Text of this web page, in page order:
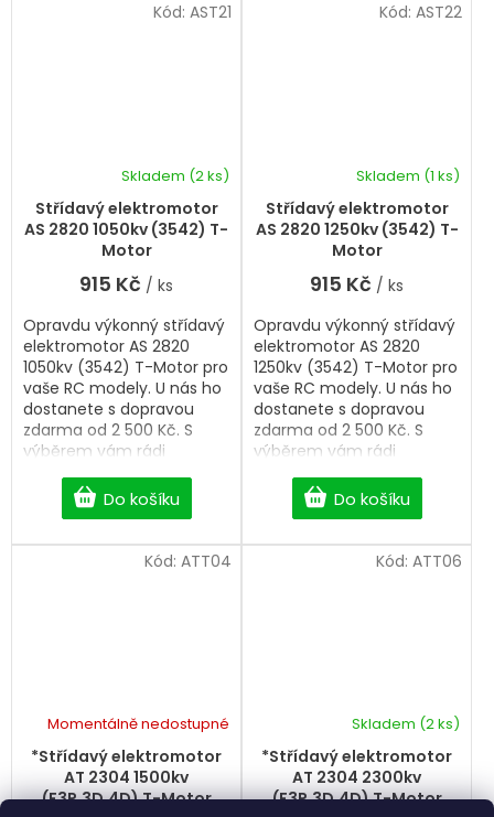
Střídavý elektromotor
AS 2820 1050kv (3542) T-
Motor
Skladem (2 ks)
915 Kč / ks
Do košíku
Opravdu výkonný střídavý
elektromotor AS 2820
1050kv (3542) T-Motor pro
vaše RC modely. U nás ho
dostanete s dopravou
zdarma od 2 500 Kč. S
výběrem vám rádi
Kód: AST21
Střídavý elektromotor
AS 2820 1250kv (3542) T-
Motor
Skladem (1 ks)
915 Kč / ks
Do košíku
Opravdu výkonný střídavý
elektromotor AS 2820
1250kv (3542) T-Motor pro
vaše RC modely. U nás ho
dostanete s dopravou
zdarma od 2 500 Kč. S
výběrem vám rádi
Kód: AST22
*Střídavý elektromotor
AT 2304 1500kv
(F3P,3D,4D) T-Motor
Momentálně nedostupné
Kód: ATT04
*Střídavý elektromotor
AT 2304 2300kv
(F3P,3D,4D) T-Motor
Skladem (2 ks)
Kód: ATT06